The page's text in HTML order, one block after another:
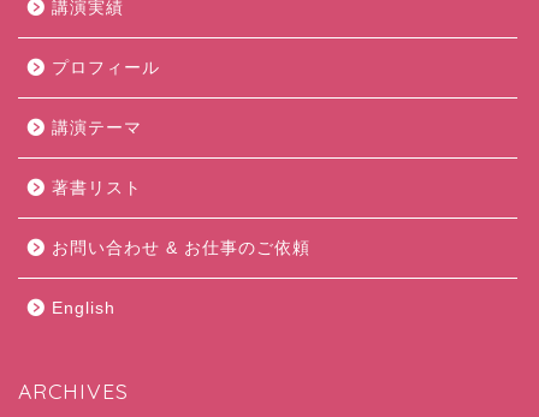
講演実績
プロフィール
講演テーマ
著書リスト
お問い合わせ & お仕事のご依頼
English
ARCHIVES